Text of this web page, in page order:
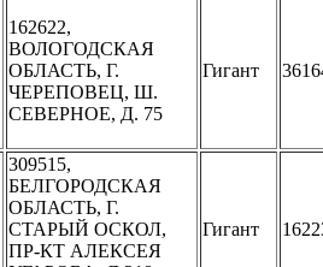
162622,
ВОЛОГОДСКАЯ
ОБЛАСТЬ, Г.
ЧЕРЕПОВЕЦ, Ш.
СЕВЕРНОЕ, Д. 75
Гигант
309515,
БЕЛГОРОДСКАЯ
ОБЛАСТЬ, Г.
СТАРЫЙ ОСКОЛ,
ПР-КТ АЛЕКСЕЯ
Гигант